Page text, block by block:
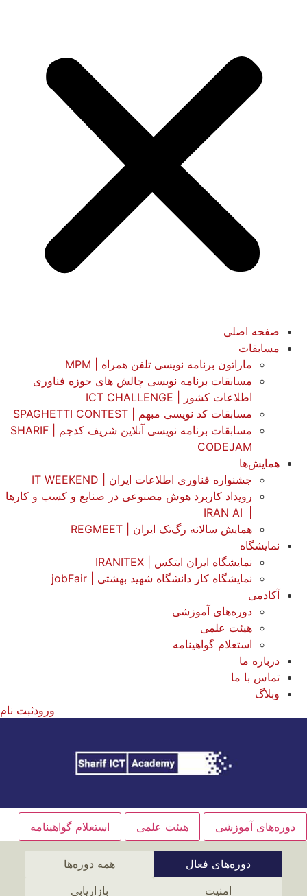
صفحه اصلی
مسابقات
ماراتون برنامه نویسی تلفن همراه | MPM
مسابقات برنامه نویسی چالش های حوزه فناوری
اطلاعات کشور | ICT CHALLENGE
مسابقات کد نویسی مبهم | SPAGHETTI CONTEST
مسابقات برنامه نویسی آنلاین شریف کدجم | SHARIF
CODEJAM
همایش‌ها
جشنواره فناوری اطلاعات ایران | IT WEEKEND
رویداد کاربرد هوش مصنوعی در صنایع و کسب و کارها
IRAN AI
همایش سالانه رگ‌تک ایران | REGMEET
نمایشگاه
نمایشگاه ایران ایتکس | IRANITEX
نمایشگاه کار دانشگاه شهید بهشتی | jobFair
آکادمی
دوره‌های آموزشی
هیئت علمی
استعلام گواهینامه
درباره ما
تماس با ما
وبلاگ
ورودثبت نام
دوره‌های آموزشی هیئت علمی استعلام گواهینامه
دوره‌های فعال
همه دوره‌ها
امنیت
بازاریابی